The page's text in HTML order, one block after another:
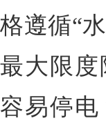
格遵循“
最大限
容易停